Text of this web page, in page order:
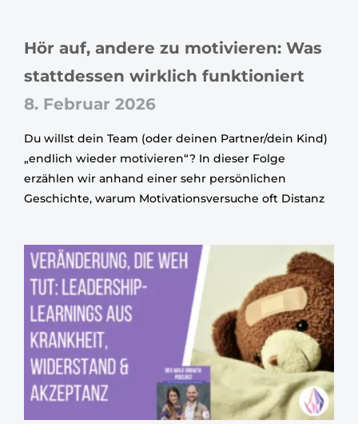
Hör auf, andere zu motivieren: Was
stattdessen wirklich funktioniert
8. Februar 2026
Du willst dein Team (oder deinen Partner/dein Kind)
„endlich wieder motivieren“? In dieser Folge
erzählen wir anhand einer sehr persönlichen
Geschichte, warum Motivationsversuche oft Distanz